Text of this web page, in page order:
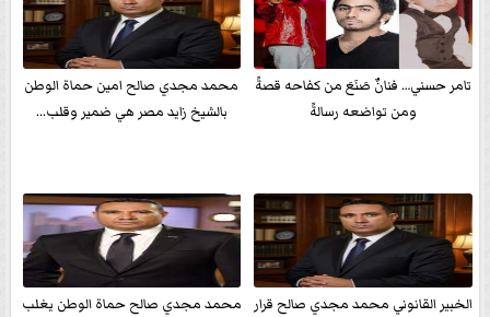
تامر حسني… فنانٌ صَنَعَ من كفاحه قصةً
ومن تواضعه رسالةً
محمد مجدي صالح امين حماة الوطن
بالشيخ زايد مصر هي ضمير وقلب...
الخبير القانوني محمد مجدي صالح قرار
محمد مجدي صالح حماة الوطن يغلب